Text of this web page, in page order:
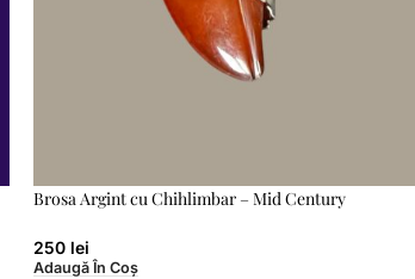
Brosa Argint cu Chihlimbar – Mid Century
250 lei
Adaugă În Coș